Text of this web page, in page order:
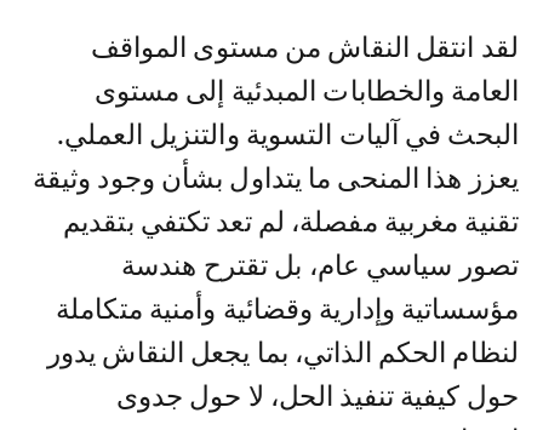
لقد انتقل النقاش من مستوى المواقف
العامة والخطابات المبدئية إلى مستوى
البحث في آليات التسوية والتنزيل العملي.
يعزز هذا المنحى ما يتداول بشأن وجود وثيقة
تقنية مغربية مفصلة، لم تعد تكتفي بتقديم
تصور سياسي عام، بل تقترح هندسة
مؤسساتية وإدارية وقضائية وأمنية متكاملة
لنظام الحكم الذاتي، بما يجعل النقاش يدور
حول كيفية تنفيذ الحل، لا حول جدوى